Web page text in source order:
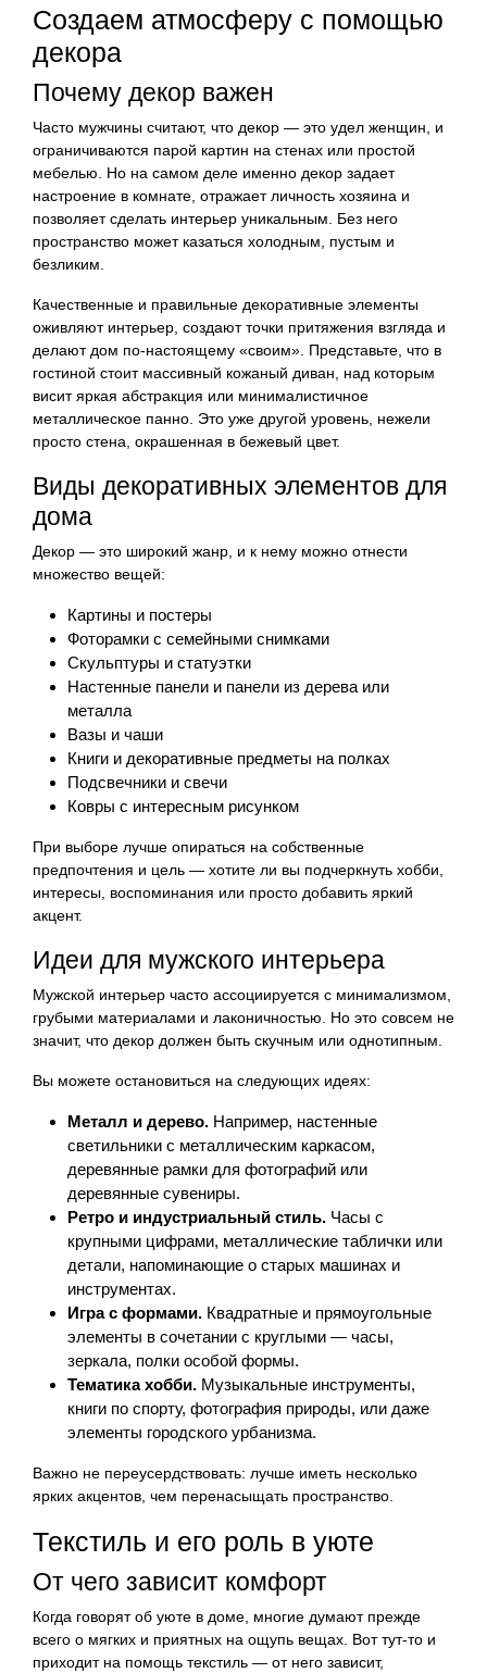
Создаем атмосферу с помощью
декора
Почему декор важен
Часто мужчины считают, что декор — это удел женщин, и
ограничиваются парой картин на стенах или простой
мебелью. Но на самом деле именно декор задает
настроение в комнате, отражает личность хозяина и
позволяет сделать интерьер уникальным. Без него
пространство может казаться холодным, пустым и
безликим.
Качественные и правильные декоративные элементы
оживляют интерьер, создают точки притяжения взгляда и
делают дом по-настоящему «своим». Представьте, что в
гостиной стоит массивный кожаный диван, над которым
висит яркая абстракция или минималистичное
металлическое панно. Это уже другой уровень, нежели
просто стена, окрашенная в бежевый цвет.
Виды декоративных элементов для
дома
Декор — это широкий жанр, и к нему можно отнести
множество вещей:
Картины и постеры
Фоторамки с семейными снимками
Скульптуры и статуэтки
Настенные панели и панели из дерева или
металла
Вазы и чаши
Книги и декоративные предметы на полках
Подсвечники и свечи
Ковры с интересным рисунком
При выборе лучше опираться на собственные
предпочтения и цель — хотите ли вы подчеркнуть хобби,
интересы, воспоминания или просто добавить яркий
акцент.
Идеи для мужского интерьера
Мужской интерьер часто ассоциируется с минимализмом,
грубыми материалами и лаконичностью. Но это совсем не
значит, что декор должен быть скучным или однотипным.
Вы можете остановиться на следующих идеях:
Металл и дерево. Например, настенные
светильники с металлическим каркасом,
деревянные рамки для фотографий или
деревянные сувениры.
Ретро и индустриальный стиль. Часы с
крупными цифрами, металлические таблички или
детали, напоминающие о старых машинах и
инструментах.
Игра с формами. Квадратные и прямоугольные
элементы в сочетании с круглыми — часы,
зеркала, полки особой формы.
Тематика хобби. Музыкальные инструменты,
книги по спорту, фотография природы, или даже
элементы городского урбанизма.
Важно не переусердствовать: лучше иметь несколько
ярких акцентов, чем перенасыщать пространство.
Текстиль и его роль в уюте
От чего зависит комфорт
Когда говорят об уюте в доме, многие думают прежде
всего о мягких и приятных на ощупь вещах. Вот тут-то и
приходит на помощь текстиль — от него зависит,